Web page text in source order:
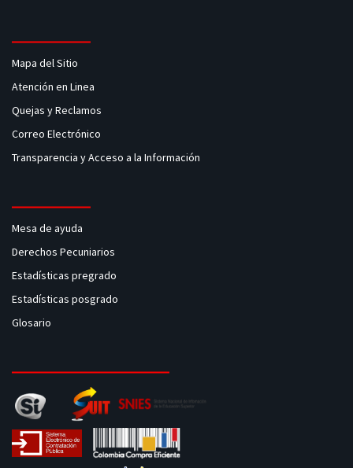
Mapa del Sitio
Atención en Linea
Quejas y Reclamos
Correo Electrónico
Transparencia y Acceso a la Información
Mesa de ayuda
Derechos Pecuniarios
Estadísticas pregrado
Estadísticas posgrado
Glosario